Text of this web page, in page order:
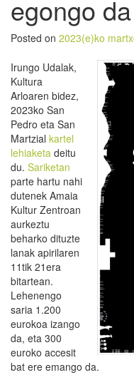
egongo
Posted on 2023(e)ko
Irungo Udalak,
Kultura
Arloaren bidez,
2023ko San
Pedro eta San
Martzial kartel
lehiaketa deitu
du. Sariketan
parte hartu nahi
dutenek Amaia
Kultur Zentroan
aurkeztu
beharko dituzte
lanak apirilaren
11tik 21era
bitartean.
Lehenengo
saria 1.200
eurokoa izango
da, eta 300
euroko accesit
bat ere emango da.